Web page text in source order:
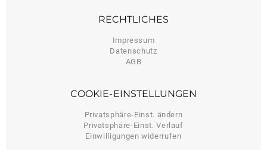
RECHTLICHES
Impressum
Datenschutz
AGB
COOKIE-EINSTELLUNGEN
Privatsphäre-Einst. ändern
Privatsphäre-Einst. Verlauf
Einwilligungen widerrufen